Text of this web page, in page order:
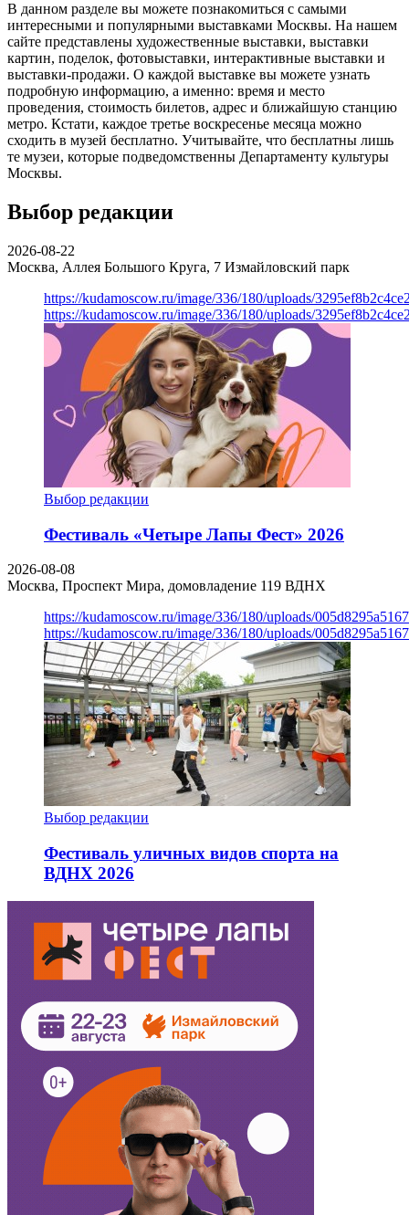
В данном разделе вы можете познакомиться с самыми
интересными и популярными выставками Москвы. На нашем
сайте представлены художественные выставки, выставки
картин, поделок, фотовыставки, интерактивные выставки и
выставки-продажи. О каждой выставке вы можете узнать
подробную информацию, а именно: время и место
проведения, стоимость билетов, адрес и ближайшую станцию
метро. Кстати, каждое третье воскресенье месяца можно
сходить в музей бесплатно. Учитывайте, что бесплатны лишь
те музеи, которые подведомственны Департаменту культуры
Москвы.
Выбор редакции
2026-08-22
Москва, Аллея Большого Круга, 7 Измайловский парк
https://kudamoscow.ru/image/336/180/uploads/
https://kudamoscow.ru/image/336/180/uploads/
Выбор редакции
Фестиваль «Четыре Лапы Фест» 2026
2026-08-08
Москва, Проспект Мира, домовладение 119 ВДНХ
https://kudamoscow.ru/image/336/180/uploads/
https://kudamoscow.ru/image/336/180/uploads/
Выбор редакции
Фестиваль уличных видов спорта на
ВДНХ 2026